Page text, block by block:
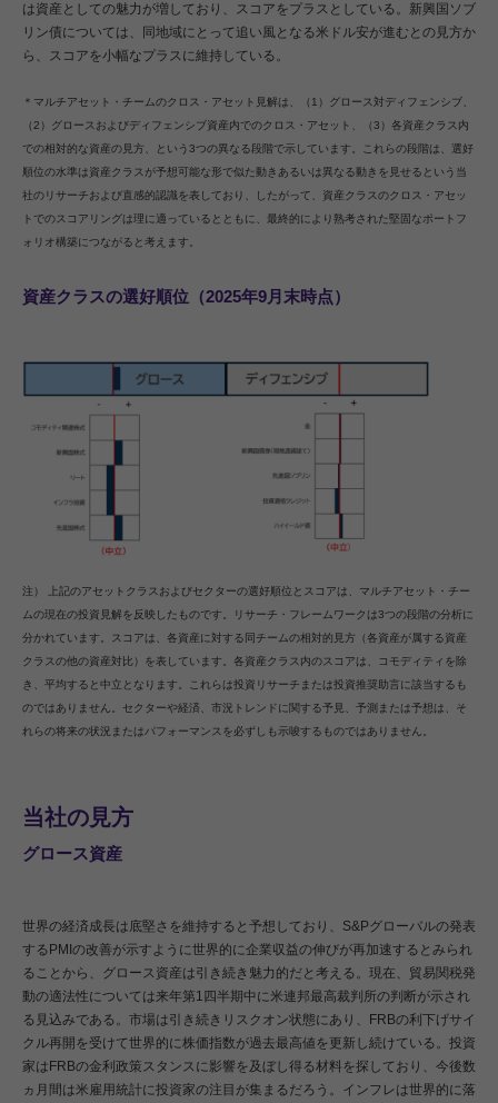
は資産としての魅力が増しており、スコアをプラスとしている。新興国ソブ
リン債については、同地域にとって追い風となる米ドル安が進むとの見方か
ら、スコアを小幅なプラスに維持している。
＊マルチアセット・チームのクロス・アセット見解は、（1）グロース対ディフェンシブ、
（2）グロースおよびディフェンシブ資産内でのクロス・アセット、（3）各資産クラス内
での相対的な資産の見方、という3つの異なる段階で示しています。これらの段階は、選好
順位の水準は資産クラスが予想可能な形で似た動きあるいは異なる動きを見せるという当
社のリサーチおよび直感的認識を表しており、したがって、資産クラスのクロス・アセッ
トでのスコアリングは理に適っているとともに、最終的により熟考された堅固なポートフ
ォリオ構築につながると考えます。
資産クラスの選好順位（2025年9月末時点）
注） 上記のアセットクラスおよびセクターの選好順位とスコアは、マルチアセット・チー
ムの現在の投資見解を反映したものです。リサーチ・フレームワークは3つの段階の分析に
分かれています。スコアは、各資産に対する同チームの相対的見方（各資産が属する資産
クラスの他の資産対比）を表しています。各資産クラス内のスコアは、コモディティを除
き、平均すると中立となります。これらは投資リサーチまたは投資推奨助言に該当するも
のではありません。セクターや経済、市況トレンドに関する予見、予測または予想は、そ
れらの将来の状況またはパフォーマンスを必ずしも示唆するものではありません。
当社の見方
グロース資産
世界の経済成長は底堅さを維持すると予想しており、S&Pグローバルの発表
するPMIの改善が示すように世界的に企業収益の伸びが再加速するとみられ
ることから、グロース資産は引き続き魅力的だと考える。現在、貿易関税発
動の適法性については来年第1四半期中に米連邦最高裁判所の判断が示され
る見込みである。市場は引き続きリスクオン状態にあり、FRBの利下げサイ
クル再開を受けて世界的に株価指数が過去最高値を更新し続けている。投資
家はFRBの金利政策スタンスに影響を及ぼし得る材料を探しており、今後数
ヵ月間は米雇用統計に投資家の注目が集まるだろう。インフレは世界的に落